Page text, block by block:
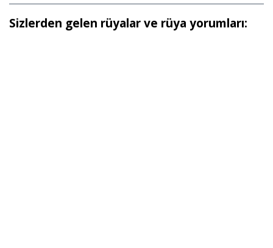
Sizlerden gelen rüyalar ve rüya yorumları: